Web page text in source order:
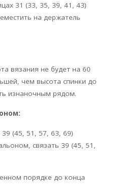
31 (33, 35, 39, 41, 43)
на держатель
вязания не будет на 60
чем высота спинки до
изнаночным рядом.
39 (45, 51, 57, 63, 69)
связать 39 (45, 51,
порядке до конца